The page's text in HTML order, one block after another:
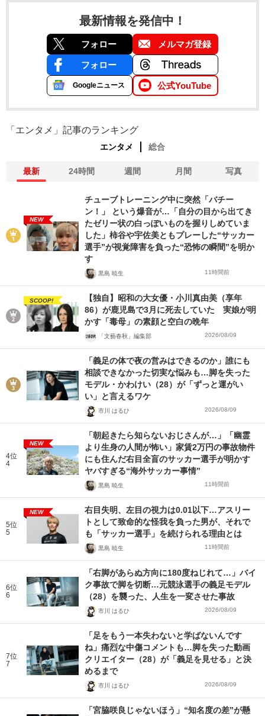
最新情報を発信中！
フォロー メルマガ登録
フォロー
Googleニュース 公式YouTube
「エンタメ」記事のランキング
エンタメ 総合
最新 24時間 週間 月間 写真
NEW
チューブトレーニング中に突然「バチー
ン！」 という爆音が…「自分の目から出てき
たゼリー状の白っぽいものを握りしめていま
した」柿谷や宇佐美ともプレーした“サッカー
選手”が視覚障害を負った“恐怖の瞬間”を明か
す
黒島 暁生 11時間前
SCOOP!
【独自】昭和の大女優・小川真由美（享年
86）が鹿児島で3月に死去していた 実娘が明
かす「毒母」の素顔と空白の晩年
「文藝春秋」編集部 2026/08/09
「義足の体で夜の営みはできるのか」誰にも
相談できなかった切実な悩みも…脚を失った
モデル・かわけい（28）が「ずっと運がい
い」と言えるワケ
市川 はるひ 2026/08/09
4位
4
NEW
「朝起きたら知らないおじさんが…」「幽霊
より生身の人間が怖い」家賃2万円の事故物件
にも住んだ右目全盲のサッカー選手が明かす
ヤバすぎる“海外サッカー事情”
黒島 暁生 11時間前
5位
5
NEW
右目失明、左目の視力は0.01以下…アスリー
トとして致命的な怪我を負った男が、それで
も「サッカー選手」を続けられる理由とは
黒島 暁生 11時間前
6位
6
「右脚があらぬ方向に180度ねじれて…」バイ
ク事故で脚を切断…元競泳選手の義足モデル
（28）を襲った、人生を一変させた事故
市川 はるひ 2026/08/09
7位
7
「足をもう一本失わないと学ばないんです
ね」痛烈な中傷コメントも…脚を失った動画
クリエイター（28）が「義足を見せる」と決
めるまで
市川 はるひ 2026/08/09
「宮脇咲良じゃないほう」“知名度の差”が懸